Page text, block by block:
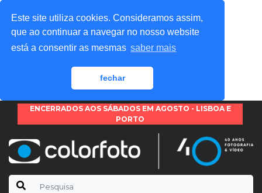
Este site utiliza cookies. Consideramos assim,
que ao continuar a navegar no nosso website
está a consentir as mesmas saber mais
fechar
ENCERRADOS AOS SÁBADOS EM AGOSTO - LISBOA E
PORTO